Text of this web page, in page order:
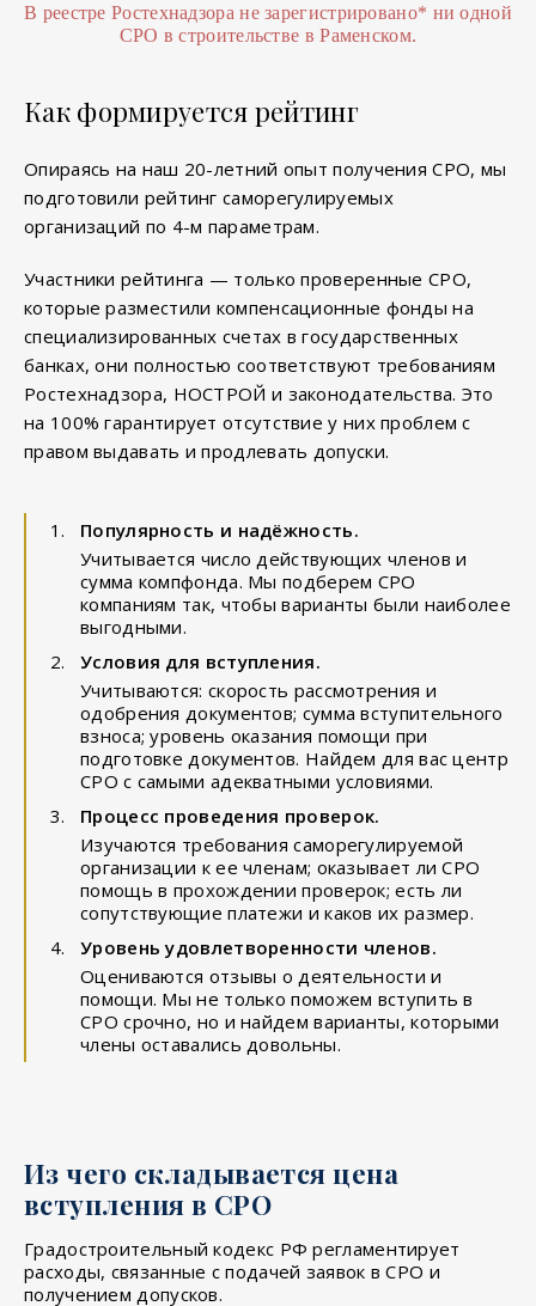
В реестре Ростехнадзора не зарегистрировано* ни одной
СРО в строительстве в Раменском.
Как формируется рейтинг
Опираясь на наш 20-летний опыт получения СРО, мы
подготовили рейтинг саморегулируемых
организаций по 4-м параметрам.
Участники рейтинга — только проверенные СРО,
которые разместили компенсационные фонды на
специализированных счетах в государственных
банках, они полностью соответствуют требованиям
Ростехнадзора, НОСТРОЙ и законодательства. Это
на 100% гарантирует отсутствие у них проблем с
правом выдавать и продлевать допуски.
Популярность и надёжность.
Учитывается число действующих членов и
сумма компфонда. Мы подберем СРО
компаниям так, чтобы варианты были наиболее
выгодными.
Условия для вступления.
Учитываются: скорость рассмотрения и
одобрения документов; сумма вступительного
взноса; уровень оказания помощи при
подготовке документов. Найдем для вас центр
СРО с самыми адекватными условиями.
Процесс проведения проверок.
Изучаются требования саморегулируемой
организации к ее членам; оказывает ли СРО
помощь в прохождении проверок; есть ли
сопутствующие платежи и каков их размер.
Уровень удовлетворенности членов.
Оцениваются отзывы о деятельности и
помощи. Мы не только поможем вступить в
СРО срочно, но и найдем варианты, которыми
члены оставались довольны.
Из чего складывается цена
вступления в СРО
Градостроительный кодекс РФ регламентирует
расходы, связанные с подачей заявок в СРО и
получением допусков.